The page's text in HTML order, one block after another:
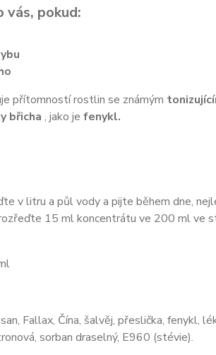
pokud:
přítomností rostlin se známým
břicha , jako je fenykl.
v litru a půl vody a pijte během dne,
15 ml koncentrátu ve 200 ml ve
Fallax, Čína, šalvěj, přeslička, fenykl,
sorban draselný, E960 (stévie).